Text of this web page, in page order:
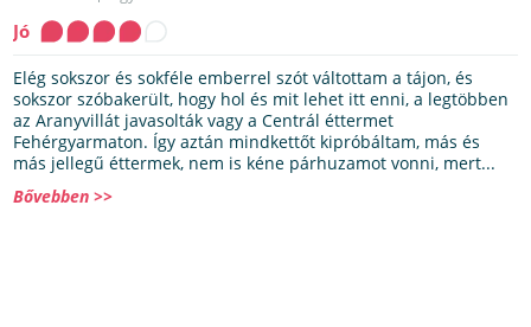
Jó
Elég sokszor és sokféle emberrel szót váltottam a tájon, és
sokszor szóbakerült, hogy hol és mit lehet itt enni, a legtöbben
az Aranyvillát javasolták vagy a Centrál éttermet
Fehérgyarmaton. Így aztán mindkettőt kipróbáltam, más és
más jellegű éttermek, nem is kéne párhuzamot vonni, mert...
Bővebben >>